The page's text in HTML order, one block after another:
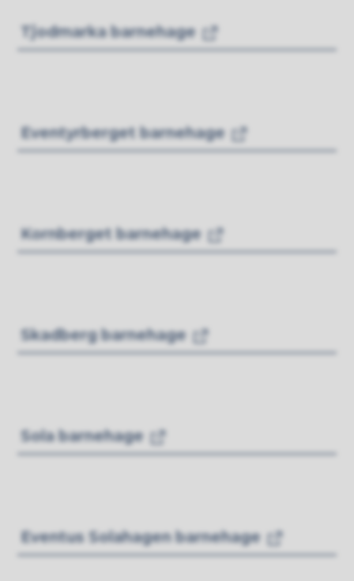
Tjodmarka barnehage
Eventyrberget barnehage
Kornberget barnehage
Skadberg barnehage
Sola barnehage
Eventus Solahagen barnehage